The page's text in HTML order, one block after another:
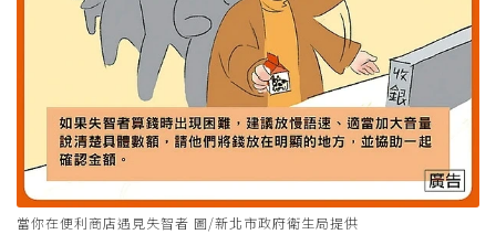
當你在便利商店遇見失智者 圖/新北市政府衛生局提供